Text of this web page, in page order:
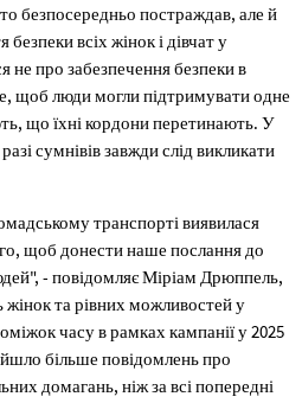
безпосередньо постраждав, але й
всіх жінок і дівчат у
не про забезпечення безпеки в
щоб люди могли підтримувати одне
що їхні кордони перетинають. У
сумнівів завжди слід викликати
транспорті виявилася
щоб донести наше послання до
- повідомляє Міріам Дрюппель,
жінок та рівних можливостей у
часу в рамках кампанії у 2025
більше повідомлень про
домагань, ніж за всі попередні